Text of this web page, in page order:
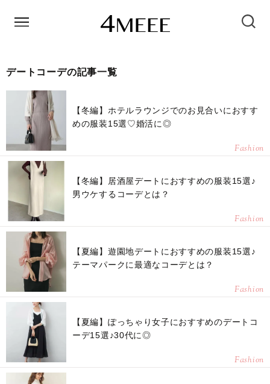
デートコーデの記事一覧
【冬編】ホテルラウンジでのお見合いにおすす
めの服装15選♡婚活に◎
Fashion
【冬編】居酒屋デートにおすすめの服装15選♪
男ウケするコーデとは？
Fashion
【夏編】遊園地デートにおすすめの服装15選♪
テーマパークに最適なコーデとは？
Fashion
【夏編】ぽっちゃり女子におすすめのデートコ
ーデ15選♪30代に◎
Fashion